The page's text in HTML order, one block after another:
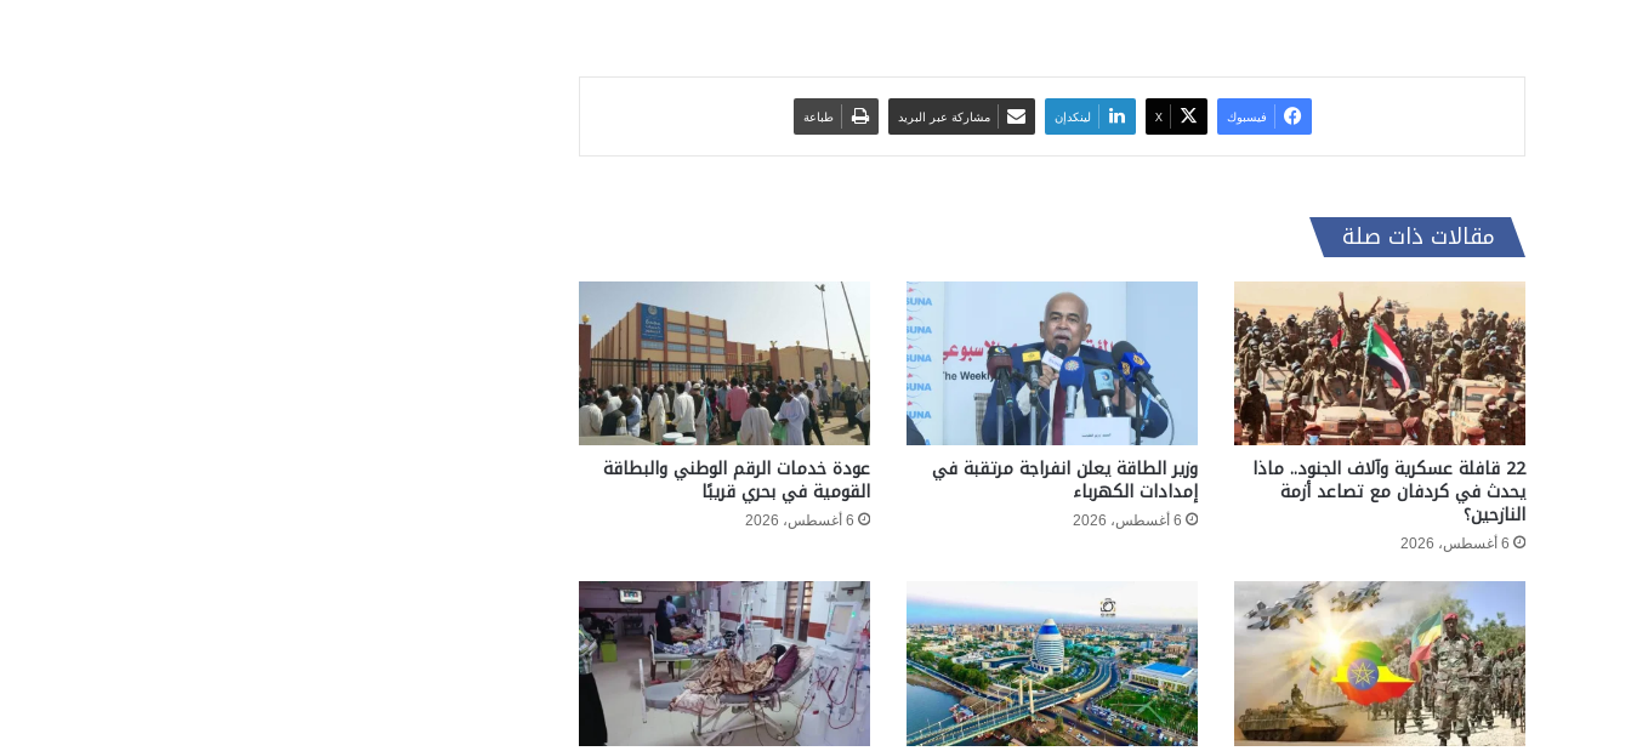
فيسبوك ‫X لينكدإن مشاركة عبر البريد طباعة
مقالات ذات صلة
22 قافلة عسكرية وآلاف الجنود.. ماذا
يحدث في كردفان مع تصاعد أزمة
النازحين؟
6 أغسطس، 2026
وزير الطاقة يعلن انفراجة مرتقبة في
إمدادات الكهرباء
6 أغسطس، 2026
عودة خدمات الرقم الوطني والبطاقة
القومية في بحري قريبًا
6 أغسطس، 2026